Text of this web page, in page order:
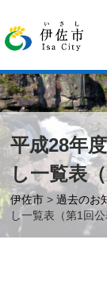
平成28年
し一覧表
伊佐市 >過去のお
し一覧表（第1回公